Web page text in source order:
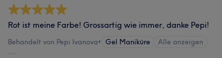
Rot ist meine Farbe! Grossartig wie immer, danke Pepi!
Behandelt von Pepi Ivanova• Gel Maniküre Alle anzeigen